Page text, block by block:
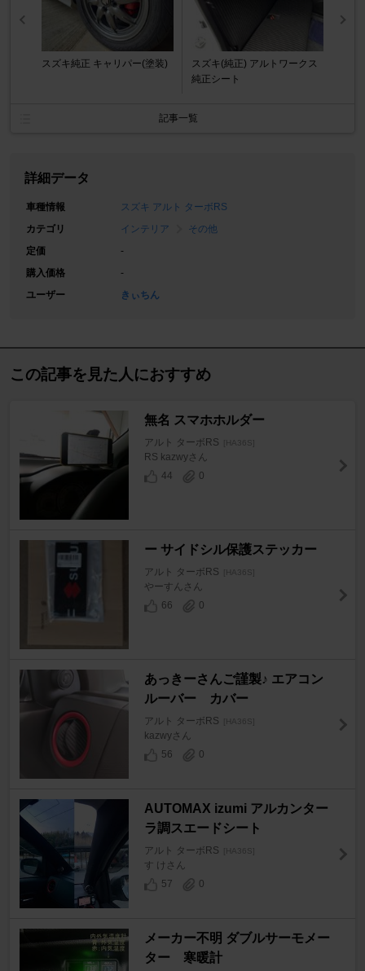
スズキ純正 キャリパー(塗装)
スズキ(純正) アルトワークス
純正シート
記事一覧
詳細データ
車種情報
スズキ アルト ターボRS
カテゴリ
インテリア
その他
定価
-
購入価格
-
ユーザー
きぃちん
この記事を見た人におすすめ
無名 スマホホルダー
アルト ターボRS [HA36S]
RS kazwyさん
44
0
ー サイドシル保護ステッカー
アルト ターボRS [HA36S]
やーすんさん
66
0
あっきーさんご謹製♪ エアコン
ルーバー カバー
アルト ターボRS [HA36S]
kazwyさん
56
0
AUTOMAX izumi アルカンター
ラ調スエードシート
アルト ターボRS [HA36S]
す けさん
57
0
メーカー不明 ダブルサーモメー
ター 寒暖計